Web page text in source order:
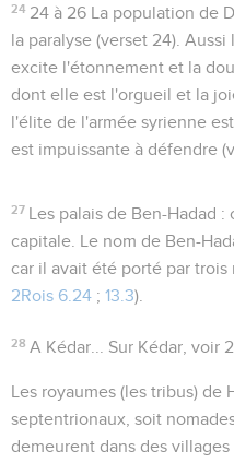
24 24 à 26 La population de
la paralyse (verset 24).
excite l'étonnement et la
dont elle est l'orgueil et la
l'élite de l'armée syrienne
est impuissante à défendre
27 Les palais de Ben-Hadad :
capitale. Le nom de Ben-
car il avait été porté par trois
2Rois 6.24 ; 13.3).
28 A Kédar... Sur Kédar, voir
Les royaumes (les tribus) de
septentrionaux, soit
demeurent dans des